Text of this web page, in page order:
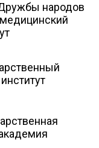
народов